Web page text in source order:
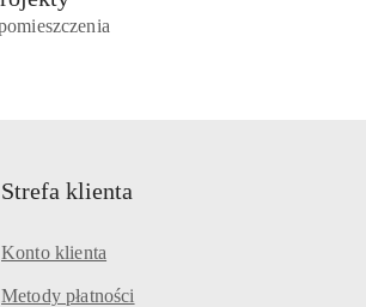
Strefa klienta
Konto klienta
Metody płatności